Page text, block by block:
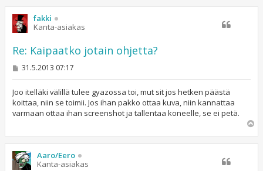
ö
fakki
Kanta-asiakas
Re: Kaipaatko jotain ohjetta?
V
s
t
i
31.5.2013 07:17
Joo itelläki välillä tulee gyazossa toi, mut sit jos hetken päästä
koittaa, niin se toimii. Jos ihan pakko ottaa kuva, niin kannattaa
varmaan ottaa ihan screenshot ja tallentaa koneelle, se ei petä.
ö
Aaro/Eero
Kanta-asiakas